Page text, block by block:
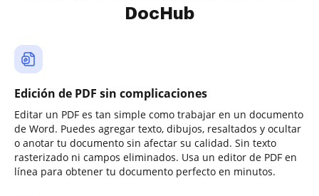
DocHub
Edición de PDF sin complicaciones
Editar un PDF es tan simple como trabajar en un documento
de Word. Puedes agregar texto, dibujos, resaltados y ocultar
o anotar tu documento sin afectar su calidad. Sin texto
rasterizado ni campos eliminados. Usa un editor de PDF en
línea para obtener tu documento perfecto en minutos.